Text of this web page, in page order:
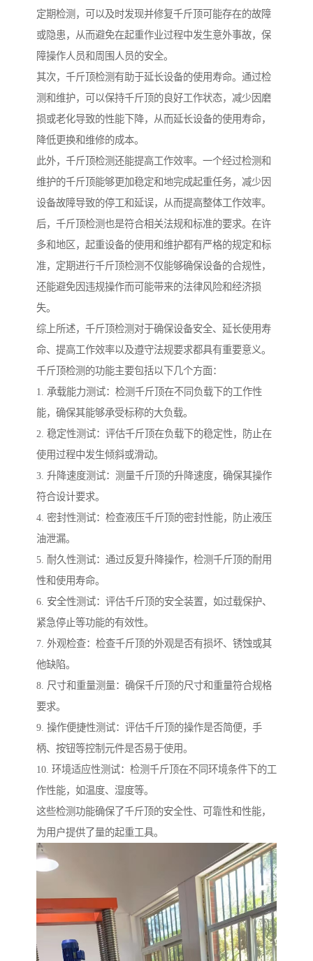
定期检测，可以及时发现并修复千斤顶可能存在的故障
或隐患，从而避免在起重作业过程中发生意外事故，保
障操作人员和周围人员的安全。
其次，千斤顶检测有助于延长设备的使用寿命。通过检
测和维护，可以保持千斤顶的良好工作状态，减少因磨
损或老化导致的性能下降，从而延长设备的使用寿命，
降低更换和维修的成本。
此外，千斤顶检测还能提高工作效率。一个经过检测和
维护的千斤顶能够更加稳定和地完成起重任务，减少因
设备故障导致的停工和延误，从而提高整体工作效率。
后，千斤顶检测也是符合相关法规和标准的要求。在许
多和地区，起重设备的使用和维护都有严格的规定和标
准，定期进行千斤顶检测不仅能够确保设备的合规性，
还能避免因违规操作而可能带来的法律风险和经济损
失。
综上所述，千斤顶检测对于确保设备安全、延长使用寿
命、提高工作效率以及遵守法规要求都具有重要意义。
千斤顶检测的功能主要包括以下几个方面：
1. 承载能力测试：检测千斤顶在不同负载下的工作性
能，确保其能够承受标称的大负载。
2. 稳定性测试：评估千斤顶在负载下的稳定性，防止在
使用过程中发生倾斜或滑动。
3. 升降速度测试：测量千斤顶的升降速度，确保其操作
符合设计要求。
4. 密封性测试：检查液压千斤顶的密封性能，防止液压
油泄漏。
5. 耐久性测试：通过反复升降操作，检测千斤顶的耐用
性和使用寿命。
6. 安全性测试：评估千斤顶的安全装置，如过载保护、
紧急停止等功能的有效性。
7. 外观检查：检查千斤顶的外观是否有损坏、锈蚀或其
他缺陷。
8. 尺寸和重量测量：确保千斤顶的尺寸和重量符合规格
要求。
9. 操作便捷性测试：评估千斤顶的操作是否简便，手
柄、按钮等控制元件是否易于使用。
10. 环境适应性测试：检测千斤顶在不同环境条件下的工
作性能，如温度、湿度等。
这些检测功能确保了千斤顶的安全性、可靠性和性能，
为用户提供了量的起重工具。